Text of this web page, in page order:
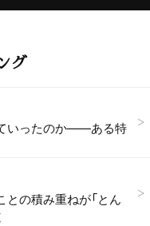
グ
いったのか——ある特
の積み重ねが「とん